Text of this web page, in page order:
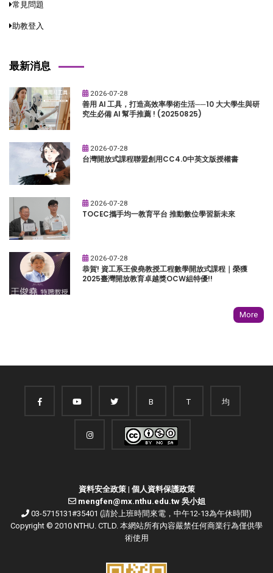
常見問題
助教登入
最新消息
2026-07-28
善用 AI 工具，打造高效率學術生活──10 大大學生與研
究生必備 AI 幫手推薦 ! (20250825)
2026-07-28
台灣開放式課程聯盟創用CC4.0中英文版授權書
2026-07-28
TOCEC攜手均一教育平台 推動數位學習新未來
2026-07-28
恭賀! 資工系王俊堯教授工程數學開放式課程｜榮獲
2025臺灣開放教育卓越獎OCW組特優!!
More
B T 均
資料安全政策| 個人資料保護政策
mengfen@mx.nthu.edu.tw 吳小姐
03-5715131#35401 (請於上班時間來電，中午12-13為午休時間)
Copyright © 2010 NTHU. CTLD. 本網站所有內容嚴禁任何商業行為僅供學
術使用